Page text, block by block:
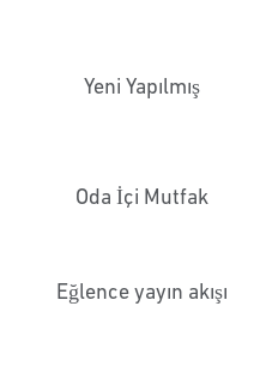
Yeni Yapılmış
Oda İçi Mutfak
Eğlence yayın akışı